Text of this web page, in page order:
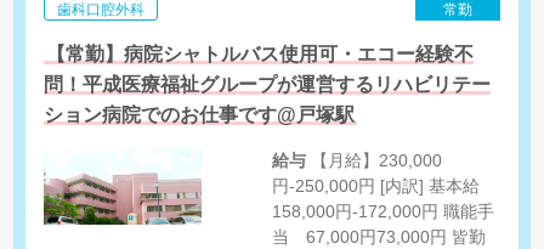
歯科口腔外科
常勤
【常勤】病院シャトルバス使用可・エコー経験不
問！平成医療福祉グループが運営するリハビリテー
ション病院でのお仕事です@戸塚駅
給与
円-250,000円 [内訳] 基本給
158,000円-172,000円 職能手
当 67,000円73,000円 皆勤